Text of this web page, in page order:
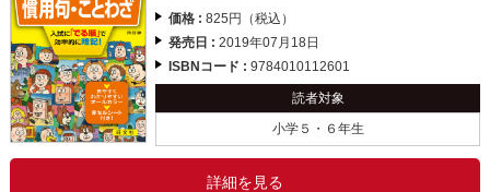
価格 :825円（税込）
発売日 :2019年07月18日
ISBNコード :9784010112601
読者対象
小学５・６年生
詳細を見る